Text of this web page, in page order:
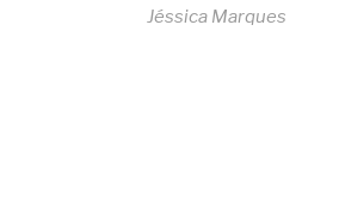
Jéssica Marques